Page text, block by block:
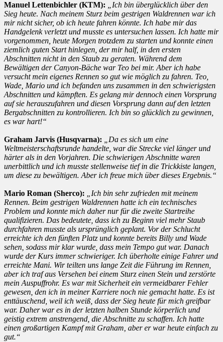
Manuel Lettenbichler (KTM):
„Ich bin überglücklich über den
Sieg heute. Nach meinem Sturz beim gestrigen Waldrennen war ich
mir nicht sicher, ob ich heute fahren könnte. Ich habe mir das
Handgelenk verletzt und musste es untersuchen lassen. Ich hatte mir
vorgenommen, heute Morgen trotzdem zu starten und konnte einen
ziemlich guten Start hinlegen, der mir half, in den ersten
Abschnitten nicht in den Staub zu geraten. Während dem
Bewältigen der Canyon-Bäche war Teo bei mir. Aber ich habe
versucht mein eigenes Rennen so gut wie möglich zu fahren. Teo,
Wade, Mario und ich befanden uns zusammen in den schwierigsten
Abschnitten und kämpften. Es gelang mir dennoch einen Vorsprung
auf sie herauszufahren und diesen Vorsprung dann auf den letzten
Bergabschnitten zu kontrollieren. Ich bin so glücklich zu gewinnen,
es war hart!“
Graham Jarvis (Husqvarna):
„Da es sich um eine
Weltmeisterschaftsrunde handelte, war die Strecke viel länger und
härter als in den Vorjahren. Die schwierigen Abschnitte waren
unerbittlich und ich musste stellenweise tief in die Trickkiste langen,
um diese zu bewältigen. Aber ich freue mich über dieses Ergebnis.“
Mario Roman (Sherco):
„Ich bin sehr zufrieden mit meinem
Rennen. Beim gestrigen Waldrennen hatte ich ein technisches
Problem und konnte mich daher nur für die zweite Startreihe
qualifizieren. Das bedeutete, dass ich zu Beginn viel mehr Staub
durchfahren musste als ursprünglich geplant. Vor der Schlucht
erreichte ich den fünften Platz und konnte bereits Billy und Wade
sehen, sodass mir klar wurde, dass mein Tempo gut war. Danach
wurde der Kurs immer schwieriger. Ich überholte einige Fahrer und
erreichte Mani. Wir teilten uns lange Zeit die Führung im Rennen,
aber ich traf aus Versehen bei einem Sturz einen Stein und zerstörte
mein Auspuffrohr. Es war mit Sicherheit ein vermeidbarer Fehler
gewesen, den ich in meiner Karriere noch nie gemacht hatte. Es ist
enttäuschend, weil ich weiß, dass der Sieg heute für mich greifbar
war. Daher war es in der letzten halben Stunde körperlich und
geistig extrem anstrengend, die Abschnitte zu schaffen. Ich hatte
einen großartigen Kampf mit Graham, aber er war heute einfach zu
gut.“